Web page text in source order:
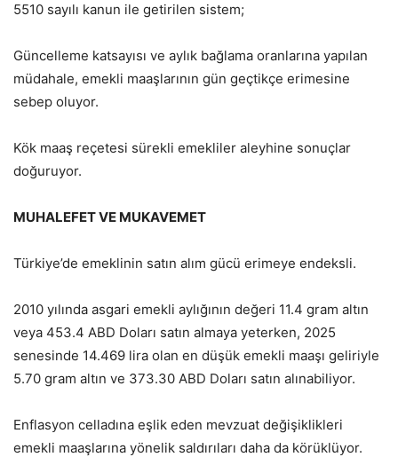
5510 sayılı kanun ile getirilen sistem;
Güncelleme katsayısı ve aylık bağlama oranlarına yapılan
müdahale, emekli maaşlarının gün geçtikçe erimesine
sebep oluyor.
Kök maaş reçetesi sürekli emekliler aleyhine sonuçlar
doğuruyor.
MUHALEFET VE MUKAVEMET
Türkiye’de emeklinin satın alım gücü erimeye endeksli.
2010 yılında asgari emekli aylığının değeri 11.4 gram altın
veya 453.4 ABD Doları satın almaya yeterken, 2025
senesinde 14.469 lira olan en düşük emekli maaşı geliriyle
5.70 gram altın ve 373.30 ABD Doları satın alınabiliyor.
Enflasyon celladına eşlik eden mevzuat değişiklikleri
emekli maaşlarına yönelik saldırıları daha da körüklüyor.